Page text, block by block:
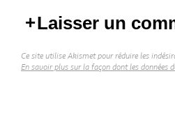
Laisser un
Ce site utilise Akismet pour réduire les
En savoir plus sur la façon dont les données